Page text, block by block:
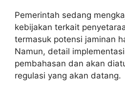
Pemerintah sedang
kebijakan terkait
termasuk potensi jaminan
Namun, detail
pembahasan dan akan
regulasi yang akan datang.